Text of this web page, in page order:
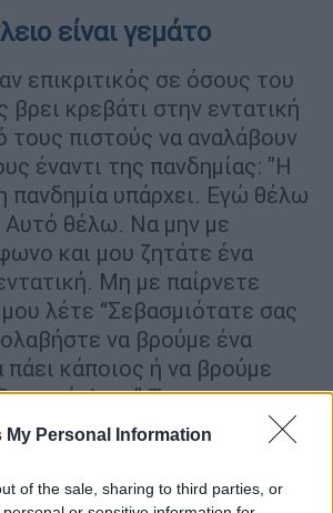
My Personal Information
of the sale, sharing to third parties, or
είναι γεμάτο
επικριτικός σε όσους του
βρει κρεβάτι στην εντατική
τους πιστούς να αναλάβουν
έναντι της πανδημίας: "Η
πανδημία υπάρχει. Εγώ θέλω
Αυτό θέλω. Να μην με
και μου ζητάτε ένα
Μη με παίρνετε
λέτε “Σεβασμιότατε σας
να βρούμε ένα
πάει κάποιος ή να βρούμε
Το
γεμάτο. Όλοι οι
μέσα. Δε μπορούμε να λέμε